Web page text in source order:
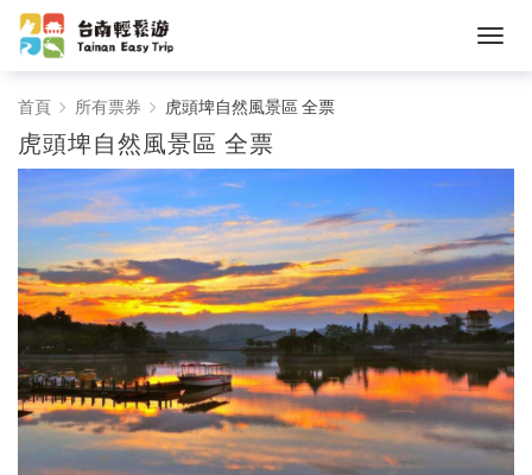
台
南
輕
鬆
遊
首頁 所有票券 虎頭埤自然風景區 全票
虎頭埤自然風景區 全票